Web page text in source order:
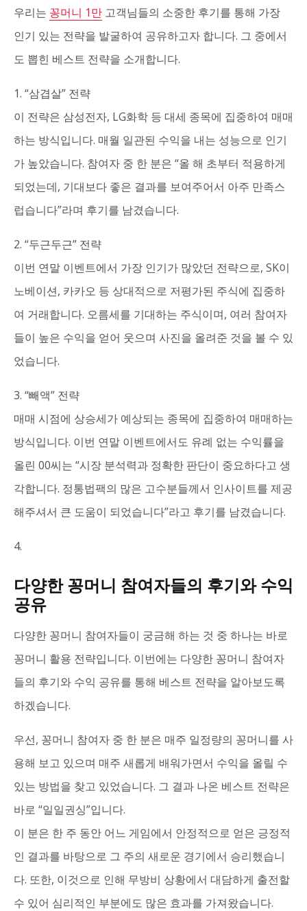
우리는 꽁머니 1만 고객님들의 소중한 후기를 통해 가장
인기 있는 전략을 발굴하여 공유하고자 합니다. 그 중에서
도 뽑힌 베스트 전략을 소개합니다.
1. “삼겹살” 전략
이 전략은 삼성전자, LG화학 등 대세 종목에 집중하여 매매
하는 방식입니다. 매월 일관된 수익을 내는 성능으로 인기
가 높았습니다. 참여자 중 한 분은 “올 해 초부터 적용하게
되었는데, 기대보다 좋은 결과를 보여주어서 아주 만족스
럽습니다”라며 후기를 남겼습니다.
2. “두근두근” 전략
이번 연말 이벤트에서 가장 인기가 많았던 전략으로, SK이
노베이션, 카카오 등 상대적으로 저평가된 주식에 집중하
여 거래합니다. 오름세를 기대하는 주식이며, 여러 참여자
들이 높은 수익을 얻어 웃으며 사진을 올려준 것을 볼 수 있
었습니다.
3. “빼액” 전략
매매 시점에 상승세가 예상되는 종목에 집중하여 매매하는
방식입니다. 이번 연말 이벤트에서도 유례 없는 수익률을
올린 00씨는 “시장 분석력과 정확한 판단이 중요하다고 생
각합니다. 정통법팩의 많은 고수분들께서 인사이트를 제공
해주셔서 큰 도움이 되었습니다”라고 후기를 남겼습니다.
4.
다양한 꽁머니 참여자들의 후기와 수익
공유
다양한 꽁머니 참여자들이 궁금해 하는 것 중 하나는 바로
꽁머니 활용 전략입니다. 이번에는 다양한 꽁머니 참여자
들의 후기와 수익 공유를 통해 베스트 전략을 알아보도록
하겠습니다.
우선, 꽁머니 참여자 중 한 분은 매주 일정량의 꽁머니를 사
용해 보고 있으며 매주 새롭게 배워가면서 수익을 올릴 수
있는 방법을 찾고 있었습니다. 그 결과 나온 베스트 전략은
바로 “일일권싱”입니다.
이 분은 한 주 동안 어느 게임에서 안정적으로 얻은 긍정적
인 결과를 바탕으로 그 주의 새로운 경기에서 승리했습니
다. 또한, 이것으로 인해 무방비 상황에서 대담하게 출전할
수 있어 심리적인 부분에도 많은 효과를 가져왔습니다.